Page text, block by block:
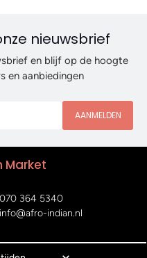
nieuwsbrief
en blijf op de hoogte
en aanbiedingen
AANMELDEN
Market
070 364 5340
info@afro-indian.nl